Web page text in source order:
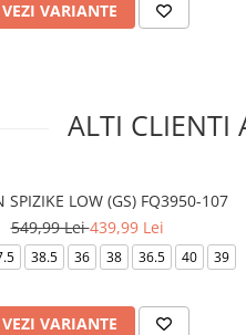
VEZI VARIANTE
ALTI CLIENTI
SPIZIKE LOW (GS) FQ3950-107
549,99 Lei439,99 Lei
38.5 36 38 36.5 40 39
VEZI VARIANTE